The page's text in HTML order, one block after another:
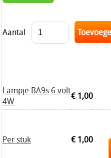
Aantal
Lampje BA9s 6 volt
4W
€ 1,00
Per stuk
€ 1,00